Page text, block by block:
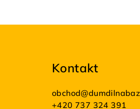
Kontakt
obchod@
+420 737 324 391